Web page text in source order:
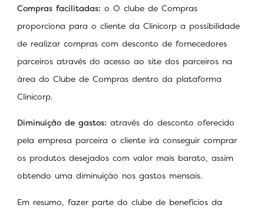
Compras facilitadas: o O clube de Compras
proporciona para o cliente da Clinicorp a possibilidade
de realizar compras com desconto de fornecedores
parceiros através do acesso ao site dos parceiros na
área do Clube de Compras dentro da plataforma
Clinicorp.
Diminuição de gastos: através do desconto oferecido
pela empresa parceira o cliente irá conseguir comprar
os produtos desejados com valor mais barato, assim
obtendo uma diminuição nos gastos mensais.
Em resumo, fazer parte do clube de benefícios da